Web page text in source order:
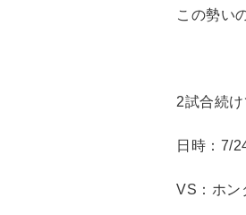
この勢い
2試合続
日時：7/
VS：ホン